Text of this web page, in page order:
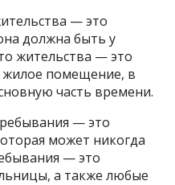
— это
должна быть у
жительства — это
жилое помещение, в
часть времени.
— это
может никогда
— это
а также любые